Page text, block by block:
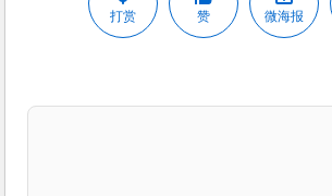
打赏 赞 微海报